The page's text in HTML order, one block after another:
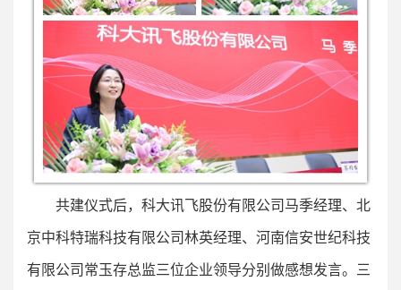
共建仪式后，科大讯飞股份有限公司马季经理、北
京中科特瑞科技有限公司林英经理、河南信安世纪科技
有限公司常玉存总监三位企业领导分别做感想发言。三